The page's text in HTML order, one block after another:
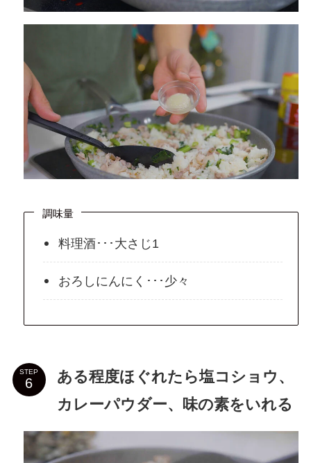
調味量
料理酒･･･大さじ1
おろしにんにく･･･少々
STEP
ある程度ほぐれたら塩コショウ、
カレーパウダー、味の素をいれる